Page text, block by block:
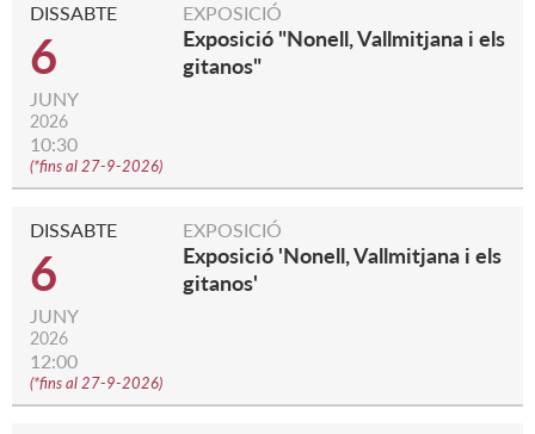
DISSABTE
6
JUNY
2026
10:30
(*fins al 27-9-2026)
EXPOSICIÓ
Exposició "Nonell, Vallmitjana i els
gitanos"
DISSABTE
6
JUNY
2026
12:00
(*fins al 27-9-2026)
EXPOSICIÓ
Exposició 'Nonell, Vallmitjana i els
gitanos'